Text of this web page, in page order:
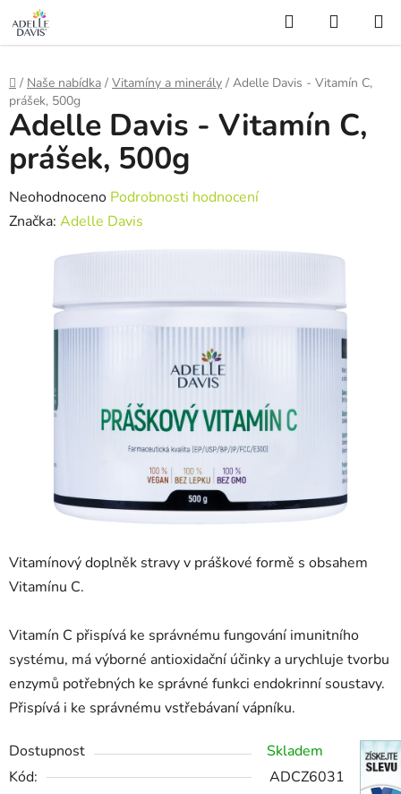
gtag('config', 'AW-16507905706');
Přejít
na
Hledat
KOŠÍK
Domů
/ Naše nabídka / Vitamíny a minerály / Adelle Davis - Vitamín C,
prášek, 500g
Vitamínový doplněk stravy v práškové formě s obsahem
Vitamínu C.
Vitamín C přispívá ke správnému fungování imunitního
systému, má výborné antioxidační účinky a urychluje tvorbu
enzymů potřebných ke správné funkci endokrinní soustavy.
Přispívá i ke správnému vstřebávaní vápníku.
Dostupnost
Skladem
Kód:
ADCZ6031
Adelle Davis - Vitamín C,
prášek, 500g
Průměrné
hodnocení
Neohodnoceno Podrobnosti hodnocení
Značka: Adelle Davis